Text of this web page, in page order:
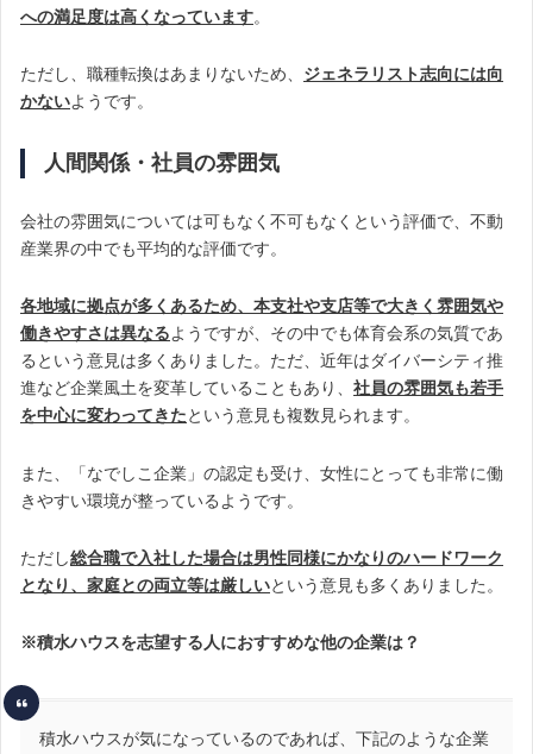
への満足度は高くなっています。
ただし、職種転換はあまりないため、 ジェネラリスト志向には向
かないようです。
人間関係・社員の雰囲気
会社の雰囲気については可もなく不可もなくという評価で、不動
産業界の中でも平均的な評価です。
各地域に拠点が多くあるため、本支社や支店等で大きく雰囲気や
働きやすさは異なるようですが、その中でも体育会系の気質であ
るという意見は多くありました。ただ、近年はダイバーシティ推
進など企業風土を変革していることもあり、 社員の雰囲気も若手
を中心に変わってきたという意見も複数見られます。
また、「なでしこ企業」の認定も受け、女性にとっても非常に働
きやすい環境が整っているようです。
ただし総合職で入社した場合は男性同様にかなりのハードワーク
となり、家庭との両立等は厳しいという意見も多くありました。
※積水ハウスを志望する人におすすめな他の企業は？
積水ハウスが気になっているのであれば、下記のような企業